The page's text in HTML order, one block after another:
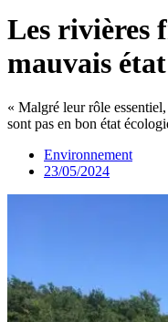
Les rivières
mauvais
« Malgré leur rôle
sont pas en bon état
Environnement
23/05/2024